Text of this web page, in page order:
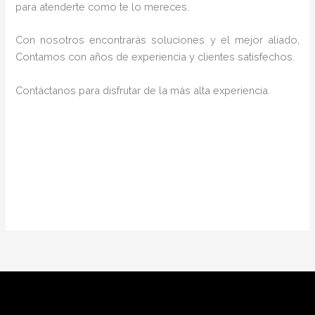
para atenderte como te lo mereces.
Con nosotros encontrarás soluciones y el mejor aliado,
Contamos con años de experiencia y clientes satisfechos.
Contáctanos para disfrutar de la más alta experiencia.